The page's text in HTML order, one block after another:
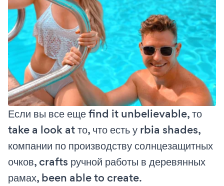
Если вы все еще find it unbelievable, то
take a look at то, что есть у rbia shades,
компании по производству солнцезащитных
очков, crafts ручной работы в деревянных
рамах, been able to create.